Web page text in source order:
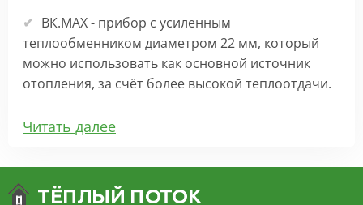
ВК.МАХ - прибор с усиленным
теплообменником диаметром 22 мм, который
можно использовать как основной источник
отопления, за счёт более высокой теплоотдачи.
ВКВ 24V – внутрипольный конвектор
отопления с вентилятором на 24В подходит для
экономит электроэнергию и бесшумно работает.
Читать далее